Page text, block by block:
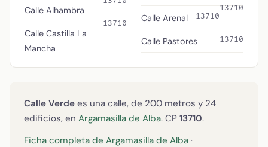
Calle Alhambra
13710
Calle Castilla La
Mancha
13710
Calle Arenal 13710
Calle Pastores 13710
Calle Verde es una calle, de 200 metros y 24
edificios, en Argamasilla de Alba. CP 13710.
Ficha completa de Argamasilla de Alba ·